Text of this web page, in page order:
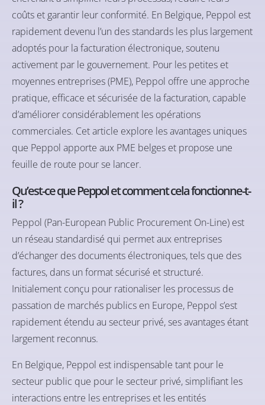
coûts et garantir leur conformité. En Belgique, Peppol est
rapidement devenu l’un des standards les plus largement
adoptés pour la facturation électronique, soutenu
activement par le gouvernement. Pour les petites et
moyennes entreprises (PME), Peppol offre une approche
pratique, efficace et sécurisée de la facturation, capable
d’améliorer considérablement les opérations
commerciales. Cet article explore les avantages uniques
que Peppol apporte aux PME belges et propose une
feuille de route pour se lancer.
Qu’est-ce que Peppol et comment cela fonctionne-t-
il ?
Peppol (Pan-European Public Procurement On-Line) est
un réseau standardisé qui permet aux entreprises
d’échanger des documents électroniques, tels que des
factures, dans un format sécurisé et structuré.
Initialement conçu pour rationaliser les processus de
passation de marchés publics en Europe, Peppol s’est
rapidement étendu au secteur privé, ses avantages étant
largement reconnus.
En Belgique, Peppol est indispensable tant pour le
secteur public que pour le secteur privé, simplifiant les
interactions entre les entreprises et les entités